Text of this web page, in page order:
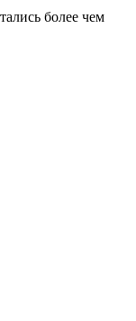
более чем